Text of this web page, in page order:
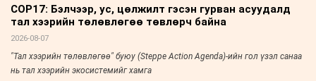
COP17: Бэлчээр, ус, цөлжилт гэсэн гурван асуудалд
тал хээрийн төлөвлөгөө төвлөрч байна
2026-08-07
"Тал хээрийн төлөвлөгөө" буюу (Steppe Action Agenda)-ийн гол үзэл санаа
нь тал хээрийн экосистемийг хамга